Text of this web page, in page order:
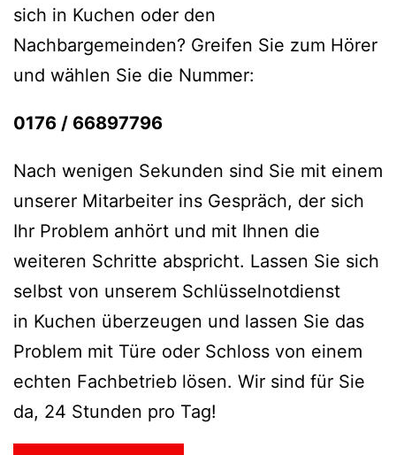
sich in Kuchen oder den
Nachbargemeinden? Greifen Sie zum Hörer
und wählen Sie die Nummer:
0176 / 66897796
Nach wenigen Sekunden sind Sie mit einem
unserer Mitarbeiter ins Gespräch, der sich
Ihr Problem anhört und mit Ihnen die
weiteren Schritte abspricht. Lassen Sie sich
selbst von unserem Schlüsselnotdienst
in Kuchen überzeugen und lassen Sie das
Problem mit Türe oder Schloss von einem
echten Fachbetrieb lösen. Wir sind für Sie
da, 24 Stunden pro Tag!